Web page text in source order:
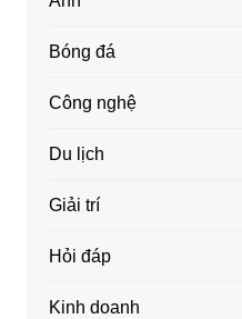
Bóng đá
Công nghệ
Du lịch
Giải trí
Hỏi đáp
Kinh doanh